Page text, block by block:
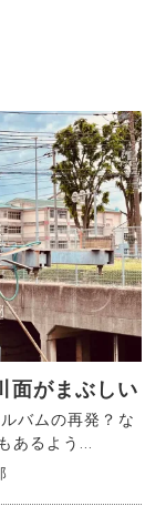
がまぶしい
バムの再発？な
あるよう...